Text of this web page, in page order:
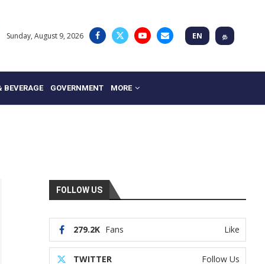
Sunday, August 9, 2026 EN த
BEVERAGE GOVERNMENT MORE
FOLLOW US
279.2K Fans Like
TWITTER Follow Us